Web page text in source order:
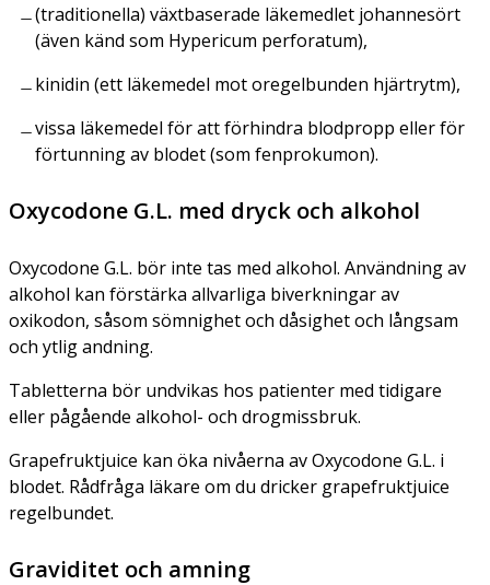
(traditionella) växtbaserade läkemedlet johannesört
(även känd som Hypericum perforatum),
kinidin (ett läkemedel mot oregelbunden hjärtrytm),
vissa läkemedel för att förhindra blodpropp eller för
förtunning av blodet (som fenprokumon).
Oxycodone G.L. med dryck och alkohol
Oxycodone G.L. bör inte tas med alkohol. Användning av
alkohol kan förstärka allvarliga biverkningar av
oxikodon, såsom sömnighet och dåsighet och långsam
och ytlig andning.
Tabletterna bör undvikas hos patienter med tidigare
eller pågående alkohol- och drogmissbruk.
Grapefruktjuice kan öka nivåerna av Oxycodone G.L. i
blodet. Rådfråga läkare om du dricker grapefruktjuice
regelbundet.
Graviditet och amning